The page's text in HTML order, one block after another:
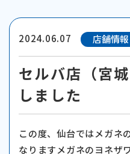
2024.06.07 店舗情報
セルバ店（宮
しました
この度、仙台ではメガネ
なりますメガネのヨネザ